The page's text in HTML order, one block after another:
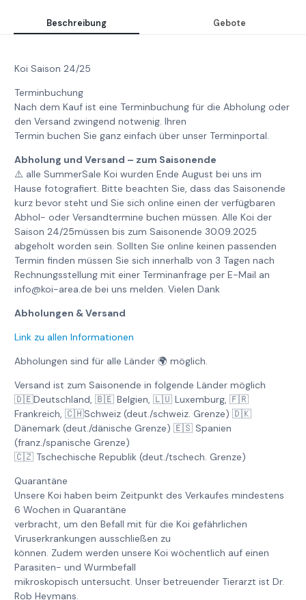
Beschreibung Gebote
Koi Saison 24/25
Terminbuchung
Nach dem Kauf ist eine Terminbuchung für die Abholung oder
den Versand zwingend notwenig. Ihren
Termin buchen Sie ganz einfach über unser Terminportal.
Abholung und Versand – zum Saisonende
⚠️ alle SummerSale Koi wurden Ende August bei uns im
Hause fotografiert. Bitte beachten Sie, dass das Saisonende
kurz bevor steht und Sie sich online einen der verfügbaren
Abhol- oder Versandtermine buchen müssen. Alle Koi der
Saison 24/25müssen bis zum Saisonende 30.09.2025
abgeholt worden sein. Sollten Sie online keinen passenden
Termin finden müssen Sie sich innerhalb von 3 Tagen nach
Rechnungsstellung mit einer Terminanfrage per E-Mail an
info@koi-area.de bei uns melden. Vielen Dank
Abholungen & Versand
Link zu allen Informationen
Abholungen sind für alle Länder 🌍 möglich.
Versand ist zum Saisonende in folgende Länder möglich
🇩🇪Deutschland, 🇧🇪 Belgien, 🇱🇺 Luxemburg, 🇫🇷
Frankreich, 🇨🇭Schweiz (deut./schweiz. Grenze) 🇩🇰
Dänemark (deut./dänische Grenze) 🇪🇸 Spanien
(franz./spanische Grenze)
🇨🇿 Tschechische Republik (deut./tschech. Grenze)
Quarantäne
Unsere Koi haben beim Zeitpunkt des Verkaufes mindestens
6 Wochen in Quarantäne
verbracht, um den Befall mit für die Koi gefährlichen
Viruserkrankungen ausschließen zu
können. Zudem werden unsere Koi wöchentlich auf einen
Parasiten- und Wurmbefall
mikroskopisch untersucht. Unser betreuender Tierarzt ist Dr.
Rob Heymans.